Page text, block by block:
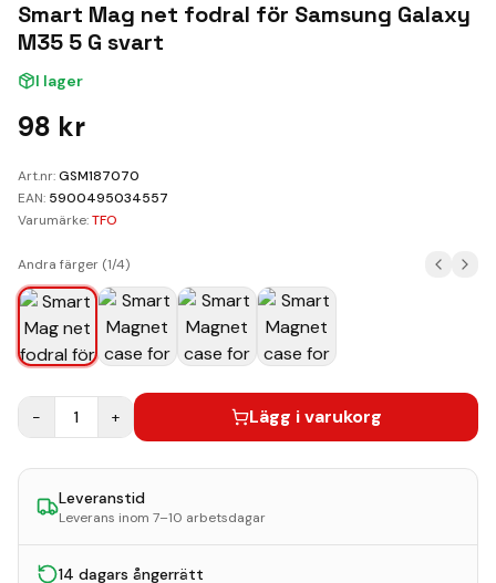
Kundvagn
Smart Mag net fodral för Samsung Galaxy
M35 5 G svart
I lager
98 kr
Art.nr:GSM187070
EAN: 5900495034557
Varumärke:TFO
Andra färger (1/4)
− 1 + Lägg i varukorg
Leveranstid
Leverans inom 7–10 arbetsdagar
14 dagars ångerrätt